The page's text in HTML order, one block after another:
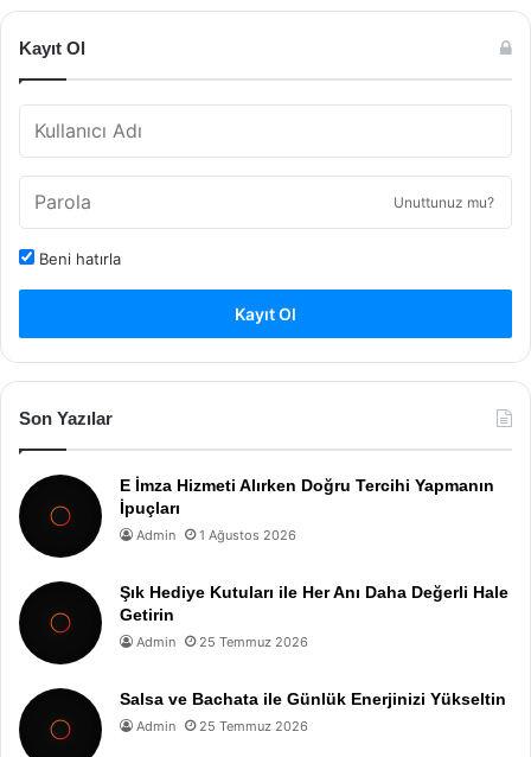
Kayıt Ol
Unuttunuz mu?
Beni hatırla
Kayıt Ol
Son Yazılar
E İmza Hizmeti Alırken Doğru Tercihi Yapmanın
İpuçları
Admin 1 Ağustos 2026
Şık Hediye Kutuları ile Her Anı Daha Değerli Hale
Getirin
Admin 25 Temmuz 2026
Salsa ve Bachata ile Günlük Enerjinizi Yükseltin
Admin 25 Temmuz 2026